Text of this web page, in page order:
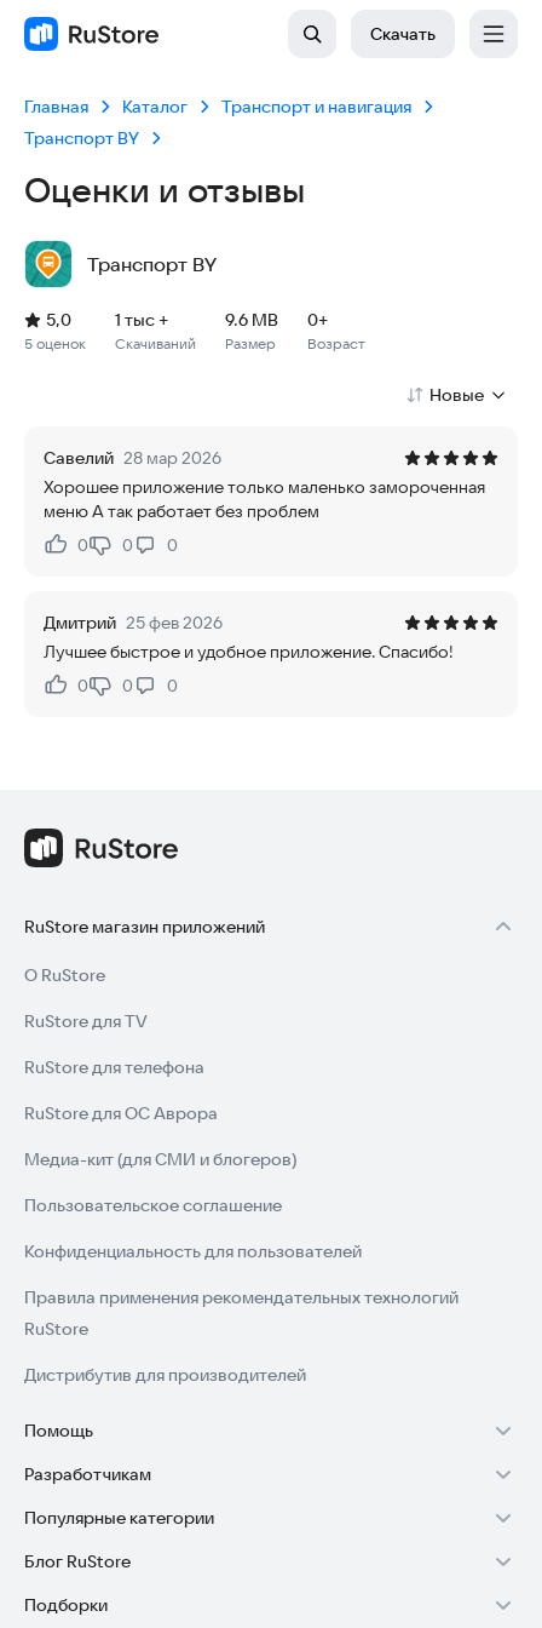
Скачать
Главная Каталог
Транспорт и навигация
Транспорт BY
Оценки и отзывы
Транспорт BY
Рейтинг: 5,0, 5 оценок
Скачиваний: 1 тыс +
Размер файла: 9.6 MB
Возрастное ограничение: 9.6 MB
5 оценок
5,0
Скачиваний
1 тыс +
Размер
9.6 MB
Возраст
0+
Новые
Савелий 28 мар 2026
Хорошее приложение только маленько замороченная
меню А так работает без проблем
Нравится:
0Не нравится:
0 0
Дмитрий 25 фев 2026
Лучшее быстрое и удобное приложение. Спасибо!
Нравится:
0Не нравится:
0 0
RuStore магазин приложений
О RuStore
RuStore для TV
RuStore для телефона
RuStore для ОС Аврора
Медиа-кит (для СМИ и блогеров)
Пользовательское соглашение
Конфиденциальность для пользователей
Правила применения рекомендательных технологий
RuStore
Дистрибутив для производителей
Помощь
Установка RuStore на TV
Установка RuStore на телефон
Установка RuStore в машину
Помощь пользователям RuStore
Разработчикам
Зарабатывать с RuStore
Стать разработчиком
Доступ к RuStore Консоль
Популярные категории
Игры для Android
Приложения банков
Блог RuStore
Обзоры игр для Android 2025
Подборки